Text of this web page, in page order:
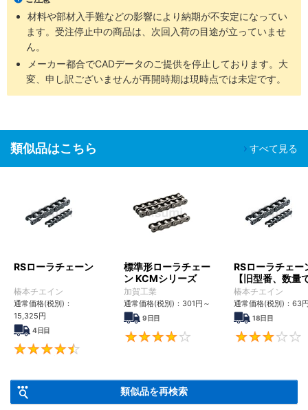
材料や部材入手難などの影響により納期が不安定になってい
ます。受注停止中の商品は、次回入荷の目途が立っていませ
ん。
メーカー都合でCADデータのご提供を停止しております。大
変、申し訳ございませんが再開時期は現時点では未定です。
類似品はこちら すべて見る
RSローラチェーン
椿本チエイン
通常価格(税別)：
15,325円
4日目
標準形ローラチェー
ン KCMシリーズ
加賀工業
通常価格(税別)： 301円 ～
9日目
4
RSローラチェー
【旧型番、数量
ンク数指定】
椿本チエイン
通常価格(税別)： 63
18日目
類似品を再検索